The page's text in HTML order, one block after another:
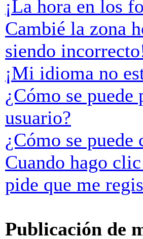
¡La hora en los
Cambié la zona
siendo
¡Mi idioma no
¿Cómo se
usuario?
¿Cómo se
Cuando hago
pide que me
Publicación de